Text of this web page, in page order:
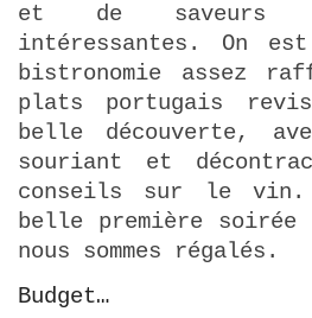
et de saveurs
intéressantes. On
bistronomie assez
plats portugais
belle découverte,
souriant et
conseils sur le
belle première soirée
nous sommes régalés.
Budget…